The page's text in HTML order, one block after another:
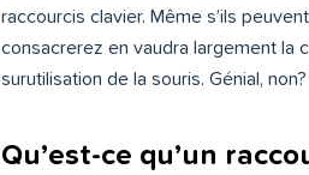
raccourcis clavier. Même s’ils
consacrerez en vaudra largement la
surutilisation de la souris. Génial, non?
Qu’est-ce qu’un